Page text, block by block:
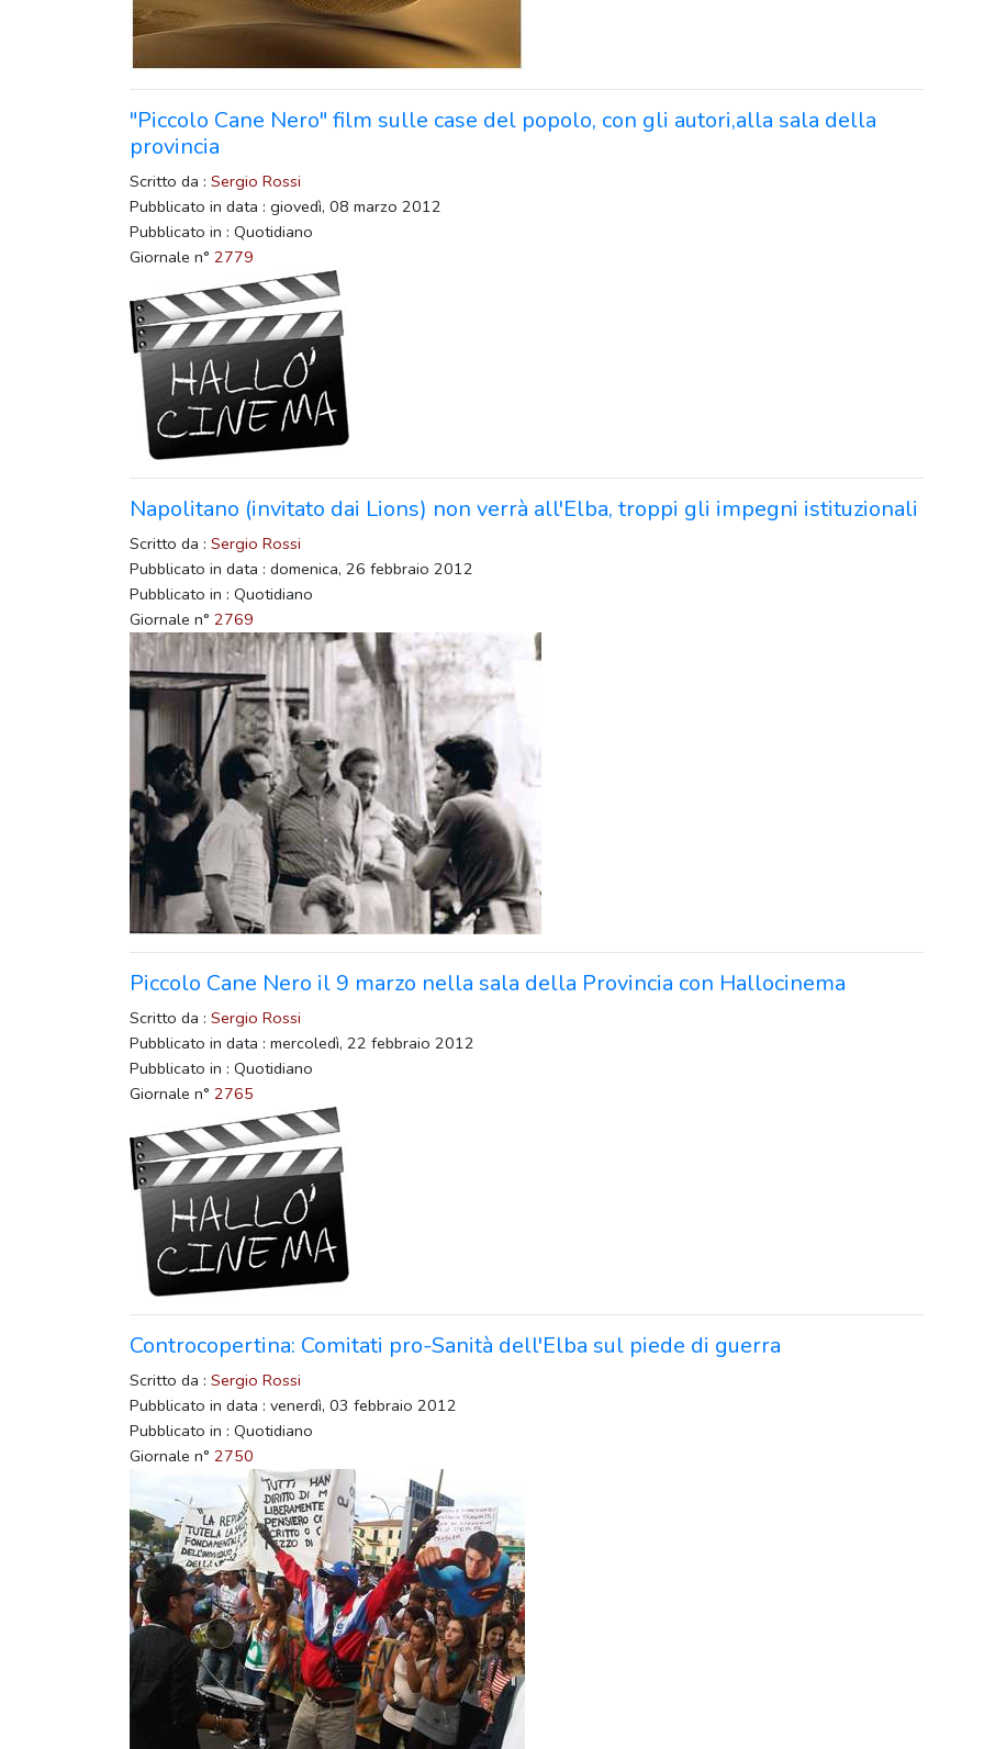
"Piccolo Cane Nero" film sulle case del popolo, con gli autori,alla sala della
provincia
Scritto da : Sergio Rossi
Pubblicato in data : giovedì, 08 marzo 2012
Pubblicato in : Quotidiano
Giornale n° 2779
Napolitano (invitato dai Lions) non verrà all'Elba, troppi gli impegni istituzionali
Scritto da : Sergio Rossi
Pubblicato in data : domenica, 26 febbraio 2012
Pubblicato in : Quotidiano
Giornale n° 2769
Piccolo Cane Nero il 9 marzo nella sala della Provincia con Hallocinema
Scritto da : Sergio Rossi
Pubblicato in data : mercoledì, 22 febbraio 2012
Pubblicato in : Quotidiano
Giornale n° 2765
Controcopertina: Comitati pro-Sanità dell'Elba sul piede di guerra
Scritto da : Sergio Rossi
Pubblicato in data : venerdì, 03 febbraio 2012
Pubblicato in : Quotidiano
Giornale n° 2750